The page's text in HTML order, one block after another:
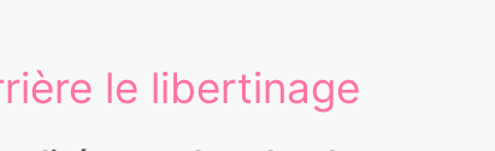
le libertinage